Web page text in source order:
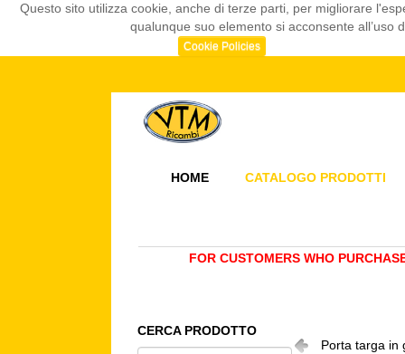
Questo sito utilizza cookie, anche di terze parti, per migliorare
qualunque suo elemento si acconsente all’uso
Cookie Policies
HOME CATALOGO PRODOTTI
FOR CUSTOMERS WHO
Porta targa in
CERCA PRODOTTO